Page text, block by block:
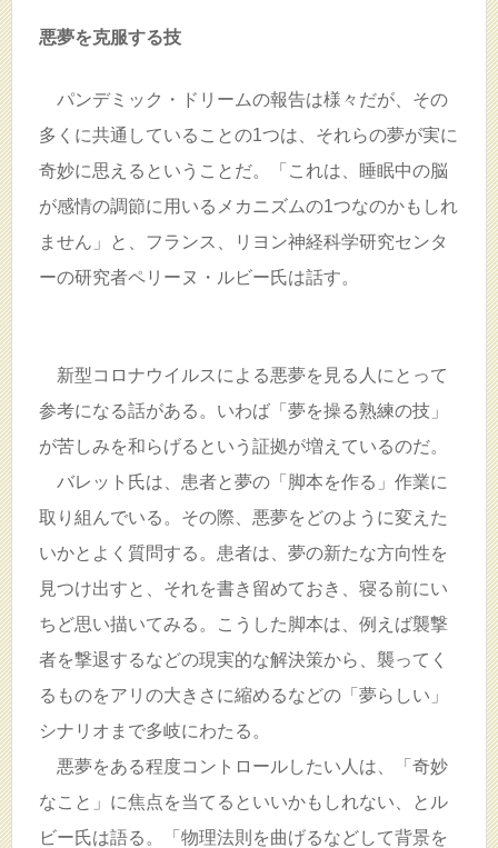
悪夢を克服する技
パンデミック・ドリームの報告は様々だが、その
多くに共通していることの1つは、それらの夢が実に
奇妙に思えるということだ。「これは、睡眠中の脳
が感情の調節に用いるメカニズムの1つなのかもしれ
ません」と、フランス、リヨン神経科学研究センタ
ーの研究者ペリーヌ・ルビー氏は話す。
新型コロナウイルスによる悪夢を見る人にとって
参考になる話がある。いわば「夢を操る熟練の技」
が苦しみを和らげるという証拠が増えているのだ。
バレット氏は、患者と夢の「脚本を作る」作業に
取り組んでいる。その際、悪夢をどのように変えた
いかとよく質問する。患者は、夢の新たな方向性を
見つけ出すと、それを書き留めておき、寝る前にい
ちど思い描いてみる。こうした脚本は、例えば襲撃
者を撃退するなどの現実的な解決策から、襲ってく
るものをアリの大きさに縮めるなどの「夢らしい」
シナリオまで多岐にわたる。
悪夢をある程度コントロールしたい人は、「奇妙
なこと」に焦点を当てるといいかもしれない、とル
ビー氏は語る。「物理法則を曲げるなどして背景を